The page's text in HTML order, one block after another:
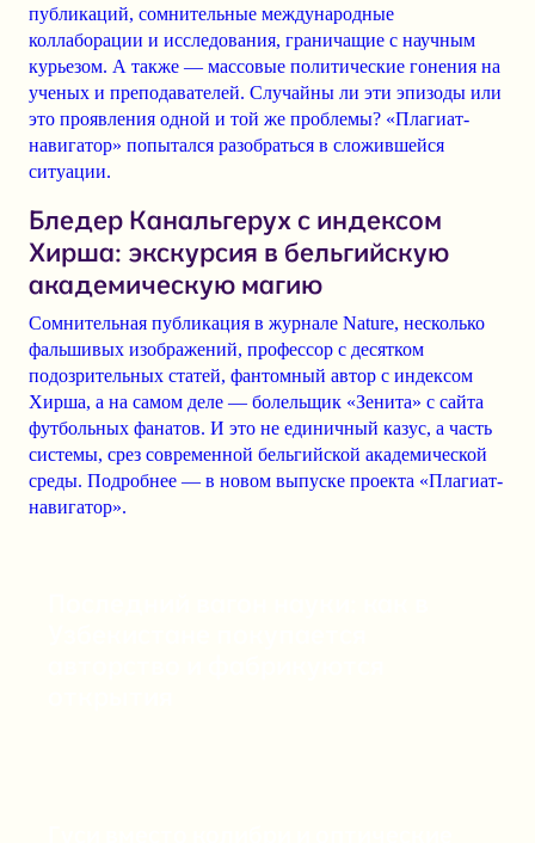
публикаций, сомнительные международные
коллаборации и исследования, граничащие с научным
курьезом. А также — массовые политические гонения на
ученых и преподавателей. Случайны ли эти эпизоды или
это проявления одной и той же проблемы? «Плагиат-
навигатор» попытался разобраться в сложившейся
ситуации.
Бледер Канальгерух с индексом
Хирша: экскурсия в бельгийскую
академическую магию
Сомнительная публикация в журнале Nature, несколько
фальшивых изображений, профессор с десятком
подозрительных статей, фантомный автор с индексом
Хирша, а на самом деле — болельщик «Зенита» с сайта
футбольных фанатов. И это не единичный казус, а часть
системы, срез современной бельгийской академической
среды. Подробнее — в новом выпуске проекта «Плагиат-
навигатор».